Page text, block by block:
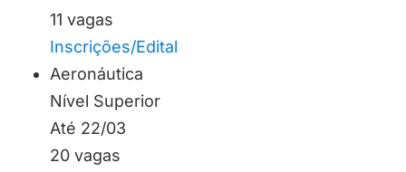
11 vagas
Inscrições/Edital
Aeronáutica
Nível Superior
Até 22/03
20 vagas